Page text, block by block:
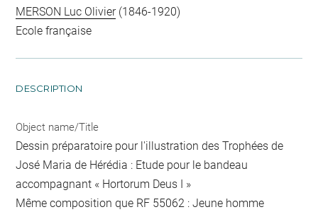
MERSON Luc Olivier(1846-1920)
Ecole française
DESCRIPTION
Object name/Title
Dessin préparatoire pour l'illustration des Trophées de
José Maria de Hérédia : Etude pour le bandeau
accompagnant « Hortorum Deus I »
Même composition que RF 55062 : Jeune homme